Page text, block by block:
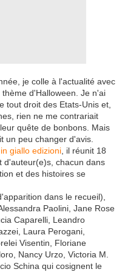
je colle à l'actualité avec
d'Halloween. Je n'ai
tout droit des Etats-Unis et,
rien ne me contrariait
quête de bonbons. Mais
un peu changer d'avis.
giallo edizioni , il réunit 18
d'auteur(e)s, chacun dans
et des histoires se
dans le recueil),
Paolini, Jane Rose
Caparelli, Leandro
Laura Perogani,
Visentin, Floriane
Nancy Urzo, Victoria M.
Schina qui cosignent le